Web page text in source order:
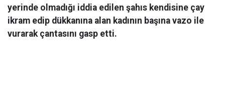
yerinde olmadığı iddia edilen şahıs kendisine çay
ikram edip dükkanına alan kadının başına vazo ile
vurarak çantasını gasp etti.